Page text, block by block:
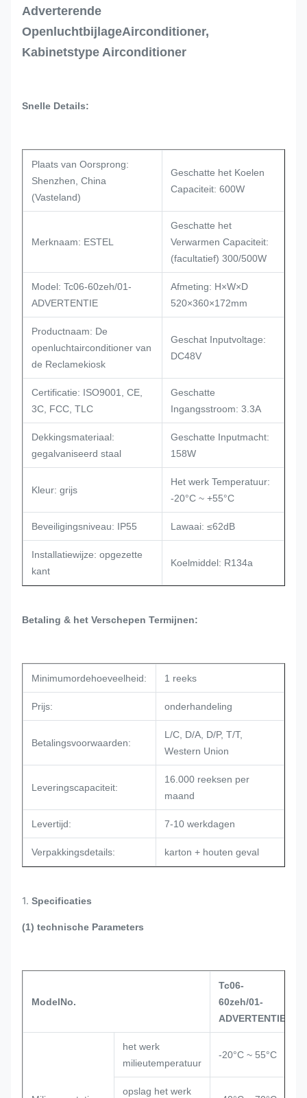
Adverterende
OpenluchtbijlageAirconditioner,
Kabinetstype Airconditioner
Snelle Details:
Plaats van Oorsprong:
Shenzhen, China
(Vasteland)
Geschatte het Koelen
Capaciteit: 600W
Merknaam: ESTEL
Geschatte het
Verwarmen Capaciteit:
(facultatief) 300/500W
Model: Tc06-60zeh/01-
ADVERTENTIE
Afmeting: H×W×D
520×360×172mm
Productnaam: De
openluchtairconditioner van
de Reclamekiosk
Geschat Inputvoltage:
DC48V
Certificatie: ISO9001, CE,
3C, FCC, TLC
Geschatte
Ingangsstroom: 3.3A
Dekkingsmateriaal:
gegalvaniseerd staal
Geschatte Inputmacht:
158W
Kleur: grijs
Het werk Temperatuur:
-20°C ~ +55°C
Beveiligingsniveau: IP55 Lawaai: ≤62dB
Installatiewijze: opgezette
kant
Koelmiddel: R134a
Betaling & het Verschepen Termijnen:
Minimumordehoeveelheid: 1 reeks
Prijs: onderhandeling
Betalingsvoorwaarden:
L/C, D/A, D/P, T/T,
Western Union
Leveringscapaciteit:
16.000 reeksen per
maand
Levertijd: 7-10 werkdagen
Verpakkingsdetails: karton + houten geval
1. Specificaties
(1) technische Parameters
ModelNo.
Tc06-
60zeh/01-
ADVERTENTIE
het werk
milieutemperatuur
-20°C ~ 55°C
opslag het werk